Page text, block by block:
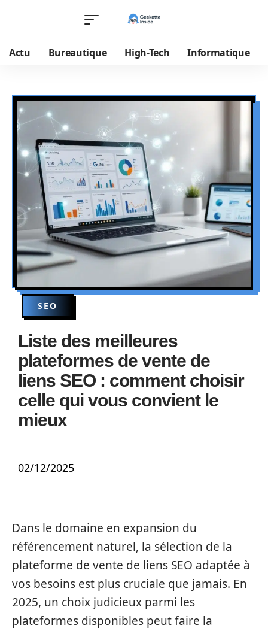
Actu Bureautique High-Tech Informatique
SEO
Liste des meilleures
plateformes de vente de
liens SEO : comment choisir
celle qui vous convient le
mieux
02/12/2025
Dans le domaine en expansion du
référencement naturel, la sélection de la
plateforme de vente de liens SEO adaptée à
vos besoins est plus cruciale que jamais. En
2025, un choix judicieux parmi les
plateformes disponibles peut faire la